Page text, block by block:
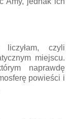
czyli
miejscu.
naprawdę
powieści i